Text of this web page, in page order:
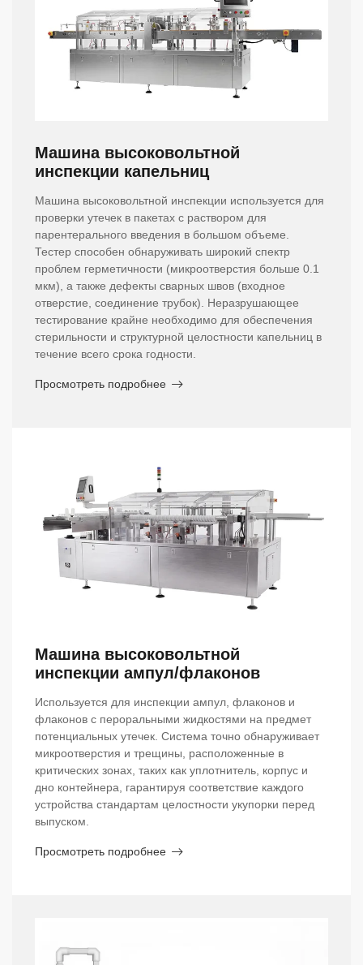
Машина высоковольтной
инспекции капельниц
Машина высоковольтной инспекции используется для
проверки утечек в пакетах с раствором для
парентерального введения в большом объеме.
Тестер способен обнаруживать широкий спектр
проблем герметичности (микроотверстия больше 0.1
мкм), а также дефекты сварных швов (входное
отверстие, соединение трубок). Неразрушающее
тестирование крайне необходимо для обеспечения
стерильности и структурной целостности капельниц в
течение всего срока годности.
Просмотреть подробнее
Машина высоковольтной
инспекции ампул/флаконов
Используется для инспекции ампул, флаконов и
флаконов с пероральными жидкостями на предмет
потенциальных утечек. Система точно обнаруживает
микроотверстия и трещины, расположенные в
критических зонах, таких как уплотнитель, корпус и
дно контейнера, гарантируя соответствие каждого
устройства стандартам целостности укупорки перед
выпуском.
Просмотреть подробнее